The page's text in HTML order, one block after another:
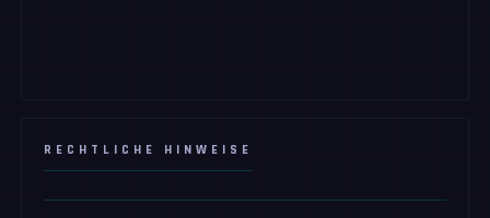
RECHTLICHE HINWEISE